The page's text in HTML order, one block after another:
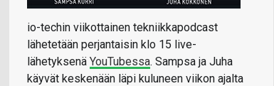
io-techin viikottainen tekniikkapodcast
lähetetään perjantaisin klo 15 live-
lähetyksenä YouTubessa. Sampsa ja Juha
käyvät keskenään läpi kuluneen viikon ajalta